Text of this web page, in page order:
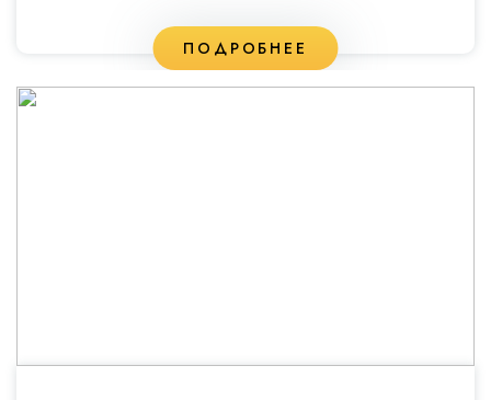
ПОДРОБНЕЕ